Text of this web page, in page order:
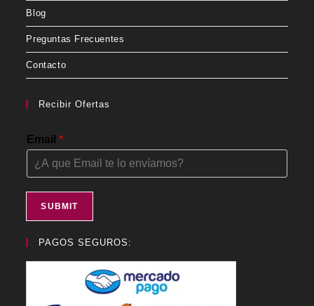
Blog
Preguntas Frecuentes
Contacto
Recibir Ofertas
Email*
SUBMIT
PAGOS SEGUROS: